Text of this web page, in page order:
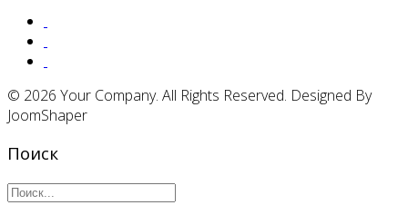
© 2026 Your Company. All Rights Reserved. Designed By
JoomShaper
Поиск